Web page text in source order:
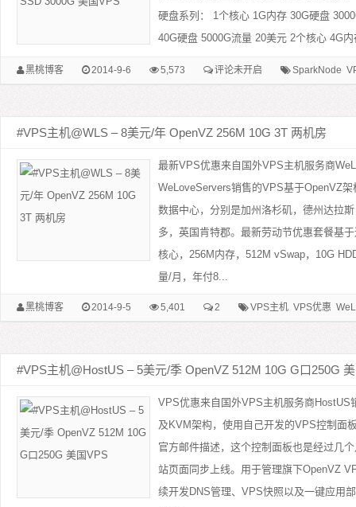
硬盘系列： 1个核心 1G内存 30G硬盘
40G硬盘 5000G流量 20美元 2个核心 4G
黑桃博客 2014-9-6 5,573 评论未开启 SparkNode
#VPS主机@WLS – 8美元/年 OpenVZ 256M 10G 3T 两机房
最新VPS优惠来自国外VPS主机服务商
WeLoveServers销售的VPS基于OpenVZ
数据中心，分别是加州洛杉矶，德州达拉
多，英国肯特郡。最新劳动节优惠套餐基
核心，256M内存，512M vSwap，10G
量/月，年付8...
黑桃博客 2014-9-5 5,401 2 VPS主机 VPS优惠
#VPS主机@HostUS – 5美元/季 OpenVZ 512M 10G G口250G
VPS优惠来自国外VPS主机服务商HostUS
及KVM架构，使用自己开发的VPS控制面
官方邮件描述，这个控制面板也是经过几
站页面同步上线。用于管理旗下OpenVZ
续开发DNS管理、VPS快照以及一键应用